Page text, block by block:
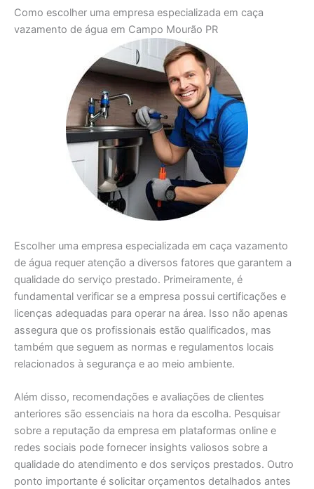
Como escolher uma empresa especializada em caça
vazamento de água em Campo Mourão PR
Escolher uma empresa especializada em caça vazamento
de água requer atenção a diversos fatores que garantem a
qualidade do serviço prestado. Primeiramente, é
fundamental verificar se a empresa possui certificações e
licenças adequadas para operar na área. Isso não apenas
assegura que os profissionais estão qualificados, mas
também que seguem as normas e regulamentos locais
relacionados à segurança e ao meio ambiente.
Além disso, recomendações e avaliações de clientes
anteriores são essenciais na hora da escolha. Pesquisar
sobre a reputação da empresa em plataformas online e
redes sociais pode fornecer insights valiosos sobre a
qualidade do atendimento e dos serviços prestados. Outro
ponto importante é solicitar orçamentos detalhados antes